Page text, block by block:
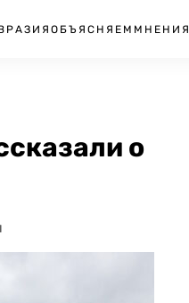
ОБЪЯСНЯЕМ МНЕНИЯ
о